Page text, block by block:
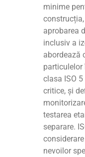
minime
aprobarea
inclusiv a
abordează
particulelor
clasa ISO
critice, și
testarea
separare.
nevoilor